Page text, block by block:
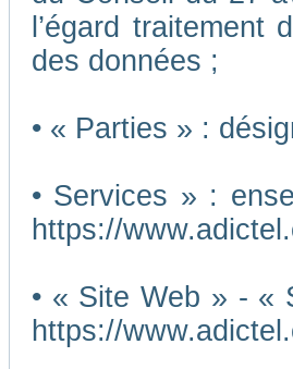
l’égard
des données ;
• « Parties » :
• Services » :
https://
• « Site Web » - «
https://